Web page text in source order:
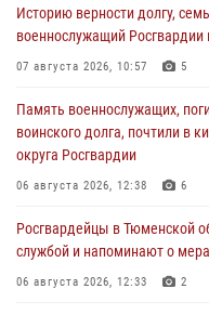
Историю верности долгу,
военнослужащий
07 августа 2026, 10:57 5
Память военнослужащих,
воинского долга, почтили в
округа Росгвардии
06 августа 2026, 12:38 6
Росгвардейцы в Тюменской
службой и напоминают о
06 августа 2026, 12:33 2